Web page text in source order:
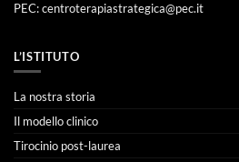
PEC:centroterapiastrategica@pec.it
L’ISTITUTO
La nostra storia
Il modello clinico
Tirocinio post-laurea